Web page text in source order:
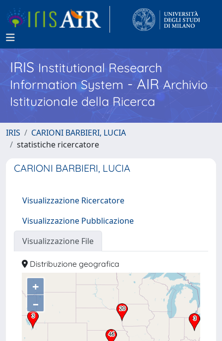
IRISInstitutional Research
Information System - AIR Archivio
Istituzionale della Ricerca
IRIS
CARIONI BARBIERI, LUCIA
statistiche ricercatore
CARIONI BARBIERI, LUCIA
Visualizzazione Ricercatore
Visualizzazione Pubblicazione
Visualizzazione File
Distribuzione geografica
+
–